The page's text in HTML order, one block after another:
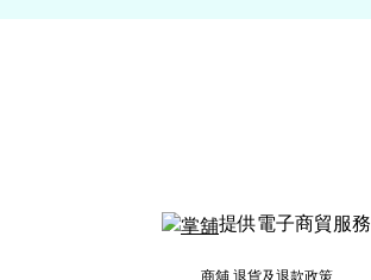
提供電子商貿服務